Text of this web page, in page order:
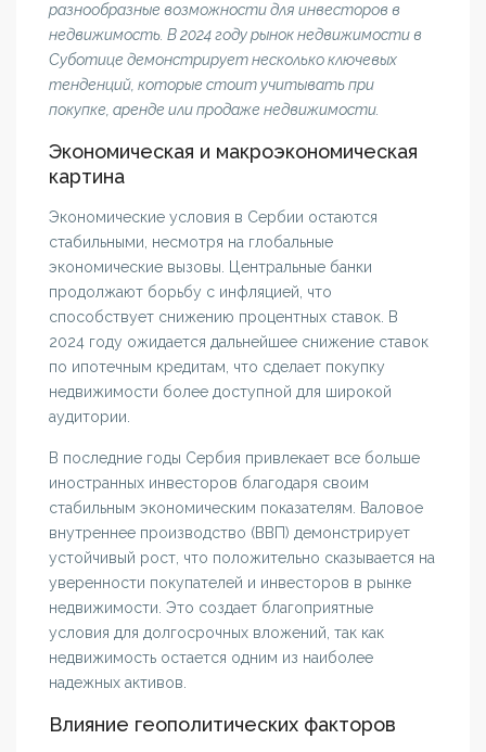
разнообразные возможности для инвесторов в
недвижимость. В 2024 году рынок недвижимости в
Суботице демонстрирует несколько ключевых
тенденций, которые стоит учитывать при
покупке, аренде или продаже недвижимости.
Экономическая и макроэкономическая
картина
Экономические условия в Сербии остаются
стабильными, несмотря на глобальные
экономические вызовы. Центральные банки
продолжают борьбу с инфляцией, что
способствует снижению процентных ставок. В
2024 году ожидается дальнейшее снижение ставок
по ипотечным кредитам, что сделает покупку
недвижимости более доступной для широкой
аудитории.
В последние годы Сербия привлекает все больше
иностранных инвесторов благодаря своим
стабильным экономическим показателям. Валовое
внутреннее производство (ВВП) демонстрирует
устойчивый рост, что положительно сказывается на
уверенности покупателей и инвесторов в рынке
недвижимости. Это создает благоприятные
условия для долгосрочных вложений, так как
недвижимость остается одним из наиболее
надежных активов.
Влияние геополитических факторов